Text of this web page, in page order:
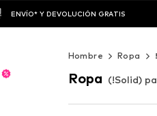
ENVÍO* Y DEVOLUCIÓN GRATIS
Hombre Ropa
Ropa (!Solid)